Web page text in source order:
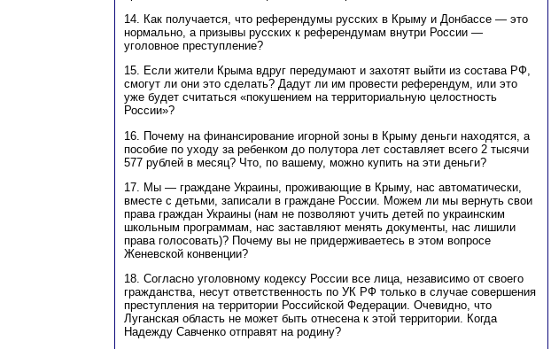
14. Как получается, что референдумы русских в Крыму и Донбассе — это
нормально, а призывы русских к референдумам внутри России —
уголовное преступление?
15. Если жители Крыма вдруг передумают и захотят выйти из состава РФ,
смогут ли они это сделать? Дадут ли им провести референдум, или это
уже будет считаться «покушением на территориальную целостность
России»?
16. Почему на финансирование игорной зоны в Крыму деньги находятся, а
пособие по уходу за ребенком до полутора лет составляет всего 2 тысячи
577 рублей в месяц? Что, по вашему, можно купить на эти деньги?
17. Мы — граждане Украины, проживающие в Крыму, нас автоматически,
вместе с детьми, записали в граждане России. Можем ли мы вернуть свои
права граждан Украины (нам не позволяют учить детей по украинским
школьным программам, нас заставляют менять документы, нас лишили
права голосовать)? Почему вы не придерживаетесь в этом вопросе
Женевской конвенции?
18. Согласно уголовному кодексу России все лица, независимо от своего
гражданства, несут ответственность по УК РФ только в случае совершения
преступления на территории Российской Федерации. Очевидно, что
Луганская область не может быть отнесена к этой территории. Когда
Надежду Савченко отправят на родину?